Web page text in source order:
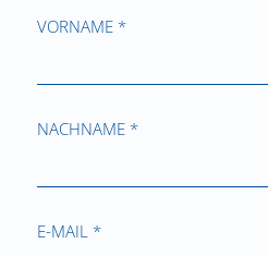
VORNAME *
NACHNAME *
E-MAIL *